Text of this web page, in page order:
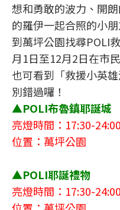
想和勇敢的波力、開
的羅伊一起合照的小
到萬坪公園找尋POLI
月1日至12月2日在市
也可看到「救援小英
別錯過囉！
▲POLI布魯鎮耶誕城
亮燈時間：17:30-24:00
位置：萬坪公園
▲POLI耶誕禮物
亮燈時間：17:30-24:00